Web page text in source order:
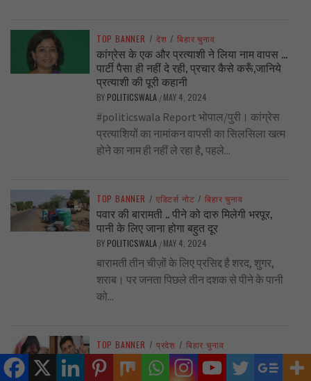
TOP BANNER / देश / बिहार चुनाव
कांग्रेस के एक और प्रत्याशी ने लिया नाम वापस …
पार्टी पैसा ही नहीं दे रही, प्रचार कैसे करूँ,जानिये
प्रत्याशी की पूरी कहानी
BY POLITICSWALA / MAY 4, 2024
#politicswala Report भोपाल/पुरी। कांग्रेस
प्रत्याशियों का नामांकन वापसी का सिलसिला खत्म
होने का नाम ही नहीं ले रहा है, पहले...
TOP BANNER / एडिटर्स नोट / बिहार चुनाव
पवार की बारामती .. पीने को दारु मिलेगी भरपूर,
पानी के लिए जाना होगा बहुत दूर
BY POLITICSWALA / MAY 4, 2024
बारामती तीन चीज़ों के लिए प्रसिद्द है शरद, शुगर,
शराब। पर जनता पिछले तीन दशक से पीने के पानी
को...
TOP BANNER / प्रदेश / बिहार चुनाव
‘रस’ वाली गंदी राजनीति -इमरती देवी पर अशालीन
टिप्पणी मामले मे पटवारी पर एफआईआर,कांग्रेस